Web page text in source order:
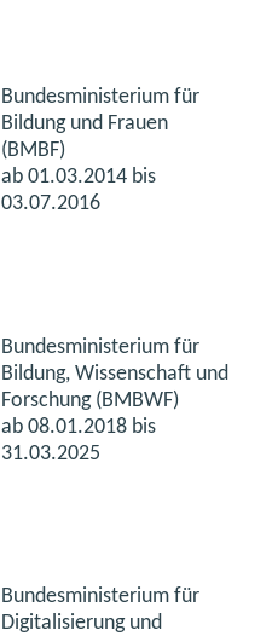
Bundesministerium für
Bildung und Frauen
(BMBF)
ab 01.03.2014 bis
03.07.2016
Bundesministerium für
Bildung, Wissenschaft und
Forschung (BMBWF)
ab 08.01.2018 bis
31.03.2025
Bundesministerium für
Digitalisierung und